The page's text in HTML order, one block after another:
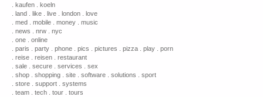
. kaufen . koeln
. land . like . live . london . love
. med . mobile . money . music
. news . nrw . nyc
. one . online
. paris . party . phone . pics . pictures . pizza . play . porn
. reise . reisen . restaurant
. sale . secure . services . sex
. shop . shopping . site . software . solutions . sport
. store . support . systems
. team . tech . tour . tours